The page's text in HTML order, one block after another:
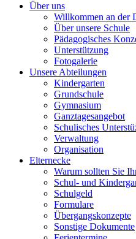
Über uns
Willkommen an der
Über unsere Schule
Pädagogisches
Unterstützung
Fotogalerie
Unsere Abteilungen
Kindergarten
Grundschule
Gymnasium
Ganztagesangebot
Schulisches
Verwaltung
Organisation
Elternecke
Warum sollten Sie
Schul- und
Schulgeld
Formulare
Übergangskonzepte
Sonstige Dokumente